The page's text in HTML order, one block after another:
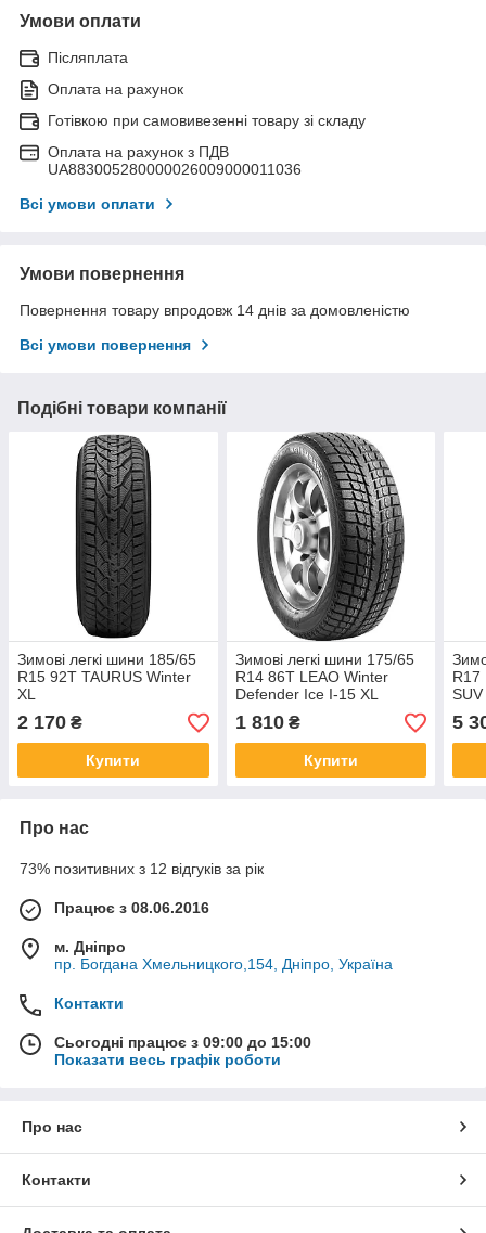
Умови оплати
Післяплата
Оплата на рахунок
Готівкою при самовивезенні товару зі складу
Оплата на рахунок з ПДВ
UA883005280000026009000011036
Всі умови оплати
Умови повернення
Повернення товару впродовж 14 днів за домовленістю
Всі умови повернення
Подібні товари компанії
Зимові легкі шини 185/65
R15 92T TAURUS Winter
XL
2 170 ₴
Купити
Зимові легкі шини 175/65
R14 86T LEAO Winter
Defender Ice I-15 XL
1 810₴
Купити
R17
5
Про нас
73% позитивних з 12 відгуків за рік
Працює з 08.06.2016
м. Дніпро
пр. Богдана Хмельницкого,154, Дніпро, Україна
Контакти
Сьогодні працює з 09:00 до 15:00
Показати весь графік роботи
Про нас
Контакти